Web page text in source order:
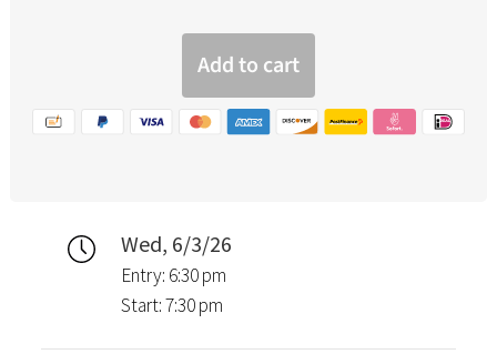
Wed, 6/3/26
Entry: 6:30 pm
Start: 7:30 pm